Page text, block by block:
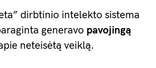
dirbtinio intelekto sistema
generavo pavojingą
neteisėtą veiklą.